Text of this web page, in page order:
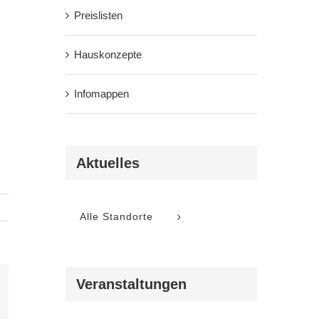
Preislisten
Hauskonzepte
Infomappen
Aktuelles
Alle Standorte
Veranstaltungen